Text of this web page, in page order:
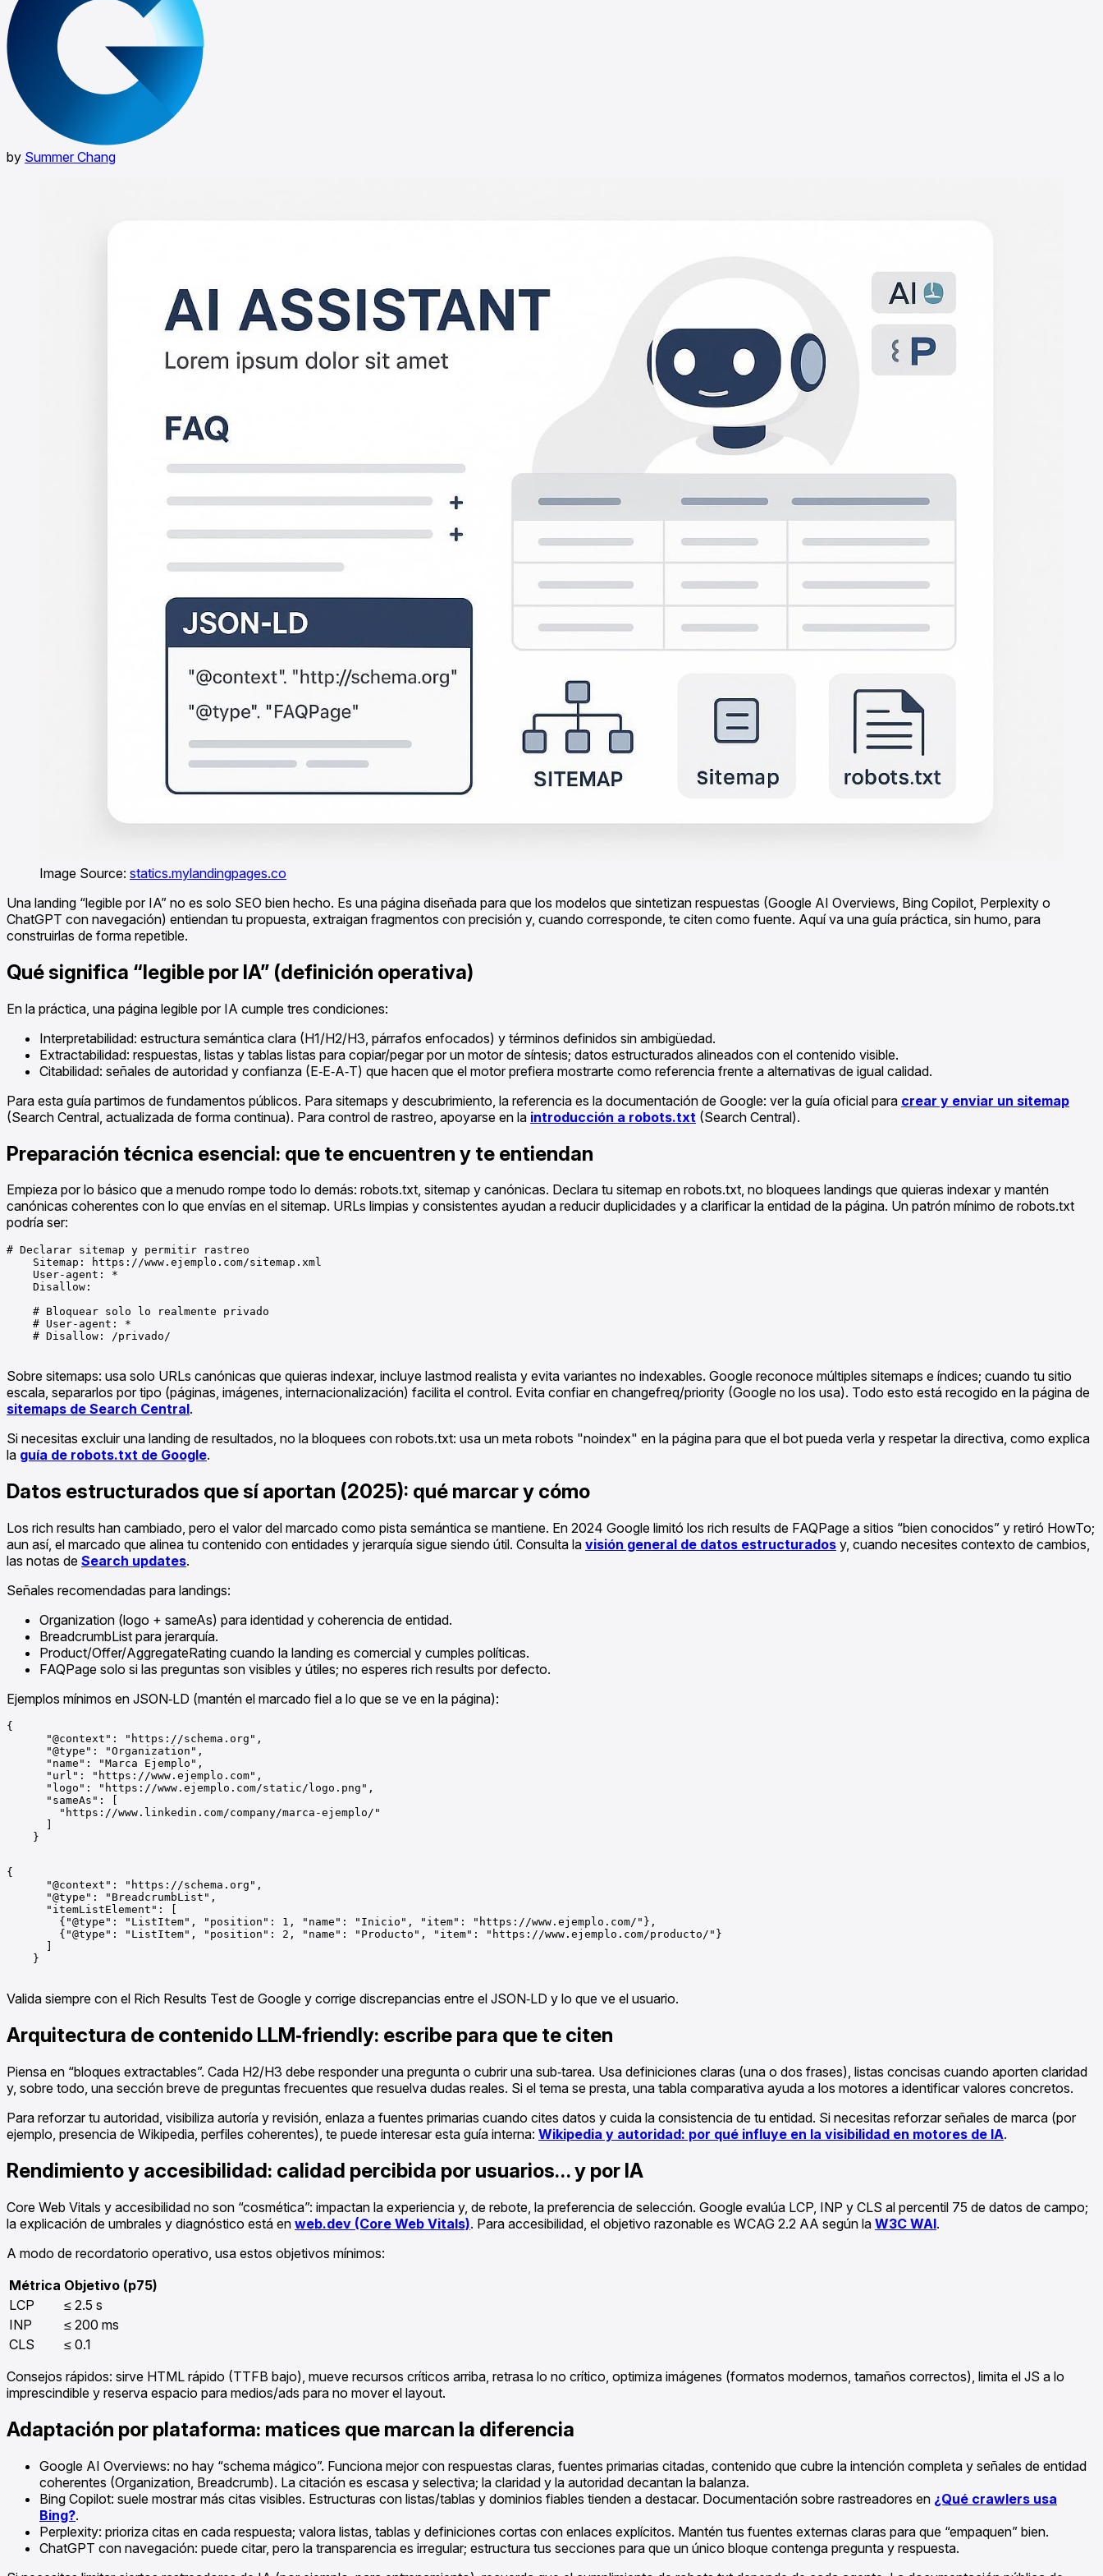
by Summer Chang
Image Source: statics.mylandingpages.co
Una landing “legible por IA” no es solo SEO bien hecho. Es una página diseñada para que los modelos que sintetizan respuestas (Google AI Overviews, Bing Copilot, Perplexity o
ChatGPT con navegación) entiendan tu propuesta, extraigan fragmentos con precisión y, cuando corresponde, te citen como fuente. Aquí va una guía práctica, sin humo, para
construirlas de forma repetible.
Qué significa “legible por IA” (definición operativa)
En la práctica, una página legible por IA cumple tres condiciones:
Interpretabilidad: estructura semántica clara (H1/H2/H3, párrafos enfocados) y términos definidos sin ambigüedad.
Extractabilidad: respuestas, listas y tablas listas para copiar/pegar por un motor de síntesis; datos estructurados alineados con el contenido visible.
Citabilidad: señales de autoridad y confianza (E‑E‑A‑T) que hacen que el motor prefiera mostrarte como referencia frente a alternativas de igual calidad.
Para esta guía partimos de fundamentos públicos. Para sitemaps y descubrimiento, la referencia es la documentación de Google: ver la guía oficial para crear y enviar un sitemap
(Search Central, actualizada de forma continua). Para control de rastreo, apoyarse en la introducción a robots.txt (Search Central).
Preparación técnica esencial: que te encuentren y te entiendan
Empieza por lo básico que a menudo rompe todo lo demás: robots.txt, sitemap y canónicas. Declara tu sitemap en robots.txt, no bloquees landings que quieras indexar y mantén
canónicas coherentes con lo que envías en el sitemap. URLs limpias y consistentes ayudan a reducir duplicidades y a clarificar la entidad de la página. Un patrón mínimo de robots.txt
podría ser:
# Declarar sitemap y permitir rastreo
    Sitemap: https://www.ejemplo.com/sitemap.xml
    User-agent: *
    Disallow:
    # Bloquear solo lo realmente privado
    # User-agent: *
    # Disallow: /privado/
Sobre sitemaps: usa solo URLs canónicas que quieras indexar, incluye lastmod realista y evita variantes no indexables. Google reconoce múltiples sitemaps e índices; cuando tu sitio
escala, separarlos por tipo (páginas, imágenes, internacionalización) facilita el control. Evita confiar en changefreq/priority (Google no los usa). Todo esto está recogido en la página de
sitemaps de Search Central.
Si necesitas excluir una landing de resultados, no la bloquees con robots.txt: usa un meta robots "noindex" en la página para que el bot pueda verla y respetar la directiva, como explica
la guía de robots.txt de Google.
Datos estructurados que sí aportan (2025): qué marcar y cómo
Los rich results han cambiado, pero el valor del marcado como pista semántica se mantiene. En 2024 Google limitó los rich results de FAQPage a sitios “bien conocidos” y retiró HowTo;
aun así, el marcado que alinea tu contenido con entidades y jerarquía sigue siendo útil. Consulta la visión general de datos estructurados y, cuando necesites contexto de cambios,
las notas de Search updates.
Señales recomendadas para landings:
Organization (logo + sameAs) para identidad y coherencia de entidad.
BreadcrumbList para jerarquía.
Product/Offer/AggregateRating cuando la landing es comercial y cumples políticas.
FAQPage solo si las preguntas son visibles y útiles; no esperes rich results por defecto.
Ejemplos mínimos en JSON‑LD (mantén el marcado fiel a lo que se ve en la página):
{
      "@context": "https://schema.org",
      "@type": "Organization",
      "name": "Marca Ejemplo",
      "url": "https://www.ejemplo.com",
      "logo": "https://www.ejemplo.com/static/logo.png",
      "sameAs": [
        "https://www.linkedin.com/company/marca-ejemplo/"
    }
{
      "@context": "https://schema.org",
      "@type": "BreadcrumbList",
      "itemListElement": [
        {"@type": "ListItem", "position": 1, "name": "Inicio", "item": "https://www.ejemplo.com/"},
        {"@type": "ListItem", "position": 2, "name": "Producto", "item": "https://www.ejemplo.com/producto/"}
    }
Valida siempre con el Rich Results Test de Google y corrige discrepancias entre el JSON‑LD y lo que ve el usuario.
Arquitectura de contenido LLM‑friendly: escribe para que te citen
Piensa en “bloques extractables”. Cada H2/H3 debe responder una pregunta o cubrir una sub‑tarea. Usa definiciones claras (una o dos frases), listas concisas cuando aporten claridad
y, sobre todo, una sección breve de preguntas frecuentes que resuelva dudas reales. Si el tema se presta, una tabla comparativa ayuda a los motores a identificar valores concretos.
Para reforzar tu autoridad, visibiliza autoría y revisión, enlaza a fuentes primarias cuando cites datos y cuida la consistencia de tu entidad. Si necesitas reforzar señales de marca (por
ejemplo, presencia de Wikipedia, perfiles coherentes), te puede interesar esta guía interna: Wikipedia y autoridad: por qué influye en la visibilidad en motores de IA.
Rendimiento y accesibilidad: calidad percibida por usuarios… y por IA
Core Web Vitals y accesibilidad no son “cosmética”: impactan la experiencia y, de rebote, la preferencia de selección. Google evalúa LCP, INP y CLS al percentil 75 de datos de campo;
la explicación de umbrales y diagnóstico está en web.dev (Core Web Vitals). Para accesibilidad, el objetivo razonable es WCAG 2.2 AA según la W3C WAI.
A modo de recordatorio operativo, usa estos objetivos mínimos:
Métrica Objetivo (p75)
LCP
≤ 2.5 s
INP
≤ 200 ms
CLS
≤ 0.1
Consejos rápidos: sirve HTML rápido (TTFB bajo), mueve recursos críticos arriba, retrasa lo no crítico, optimiza imágenes (formatos modernos, tamaños correctos), limita el JS a lo
imprescindible y reserva espacio para medios/ads para no mover el layout.
Adaptación por plataforma: matices que marcan la diferencia
Google AI Overviews: no hay “schema mágico”. Funciona mejor con respuestas claras, fuentes primarias citadas, contenido que cubre la intención completa y señales de entidad
coherentes (Organization, Breadcrumb). La citación es escasa y selectiva; la claridad y la autoridad decantan la balanza.
Bing Copilot: suele mostrar más citas visibles. Estructuras con listas/tablas y dominios fiables tienden a destacar. Documentación sobre rastreadores en ¿Qué crawlers usa
Bing?.
Perplexity: prioriza citas en cada respuesta; valora listas, tablas y definiciones cortas con enlaces explícitos. Mantén tus fuentes externas claras para que “empaquen” bien.
ChatGPT con navegación: puede citar, pero la transparencia es irregular; estructura tus secciones para que un único bloque contenga pregunta y respuesta.